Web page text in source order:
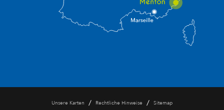
Unsere Karten / Rechtliche Hinweise / Sitemap